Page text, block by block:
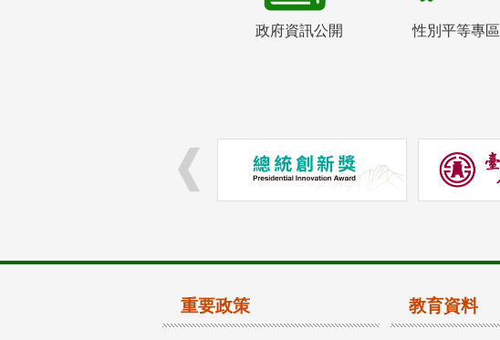
政府資訊公開 性別平等專區
重要政策 教育資料